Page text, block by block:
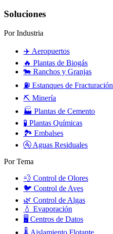
Soluciones
Por Industria
✈️ Aeropuertos
🔥 Plantas de Biogás
🐄 Ranchos y Granjas
⛽ Estanques de Fracturación
⛏️ Minería
🏭 Plantas de Cemento
🧪 Plantas Químicas
🏞️ Embalses
🚰 Aguas Residuales
Por Tema
💨 Control de Olores
🐦 Control de Aves
🌿 Control de Algas
💧 Evaporación
🖥️ Centros de Datos
🌡️ Aislamiento Flotante